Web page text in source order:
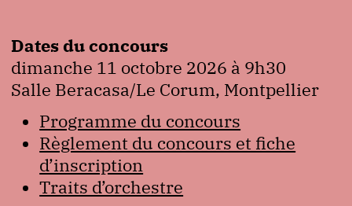
Dates du concours
dimanche 11 octobre 2026 à 9h30
Salle Beracasa/Le Corum, Montpellier
Programme du concours
Règlement du concours et fiche
d’inscription
Traits d’orchestre